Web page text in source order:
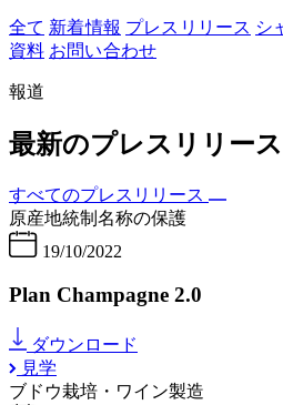
全て 新着 情報 プレス リリース シ
資料 お問い 合わせ
報道
最新のプレスリリース
すべてのプレスリリース
原産地統制名称の保護
19/10/2022
Plan Champagne 2.0
ダウンロード
見学
ブドウ栽培・ワイン製造